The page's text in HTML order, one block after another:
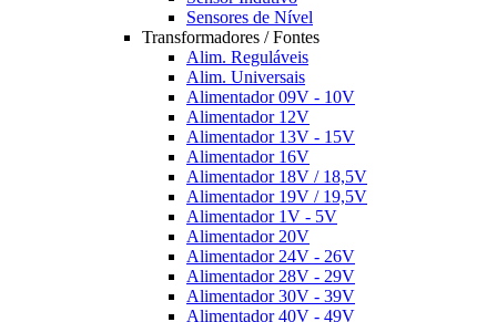
Sensores de Nível
Transformadores / Fontes
Alim. Reguláveis
Alim. Universais
Alimentador 09V - 10V
Alimentador 12V
Alimentador 13V - 15V
Alimentador 16V
Alimentador 18V / 18,5V
Alimentador 19V / 19,5V
Alimentador 1V - 5V
Alimentador 20V
Alimentador 24V - 26V
Alimentador 28V - 29V
Alimentador 30V - 39V
Alimentador 40V - 49V